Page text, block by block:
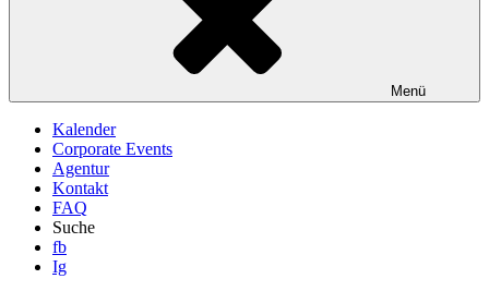
Menü
Kalender
Corporate Events
Agentur
Kontakt
FAQ
Suche
fb
Ig